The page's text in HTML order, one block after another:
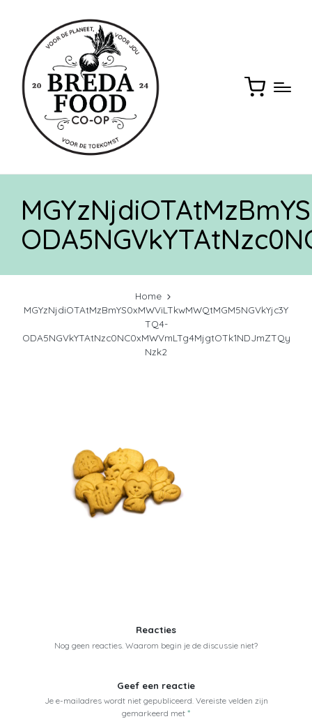
Home
MGYzNjdiOTAtMzBmYS0xMWViLTkwMWQtMGM5NGVkYjc3Y
TQ4-
ODA5NGVkYTAtNzc0NC0xMWVmLTg4MjgtOTk1NDJmZTQy
Nzk2
Reacties
Nog geen reacties. Waarom begin je de discussie niet?
Geef een reactie
Je e-mailadres wordt niet gepubliceerd. Vereiste velden zijn
gemarkeerd met *